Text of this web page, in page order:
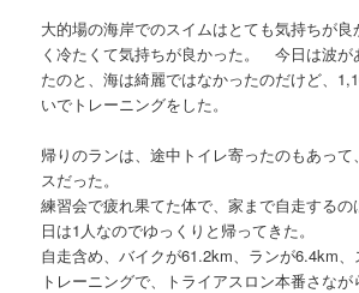
大的場の海岸でのスイムはとても気持ちが
く冷たくて気持ちが良かった。 今日は波が
たのと、海は綺麗ではなかったのだけど、
いでトレーニングをした。
帰りのランは、途中トイレ寄ったのもあって
スだった。
練習会で疲れ果てた体で、家まで自走する
日は1人なのでゆっくりと帰ってきた。
自走含め、バイクが61.2km、ランが6.4km
トレーニングで、トライアスロン本番さなが